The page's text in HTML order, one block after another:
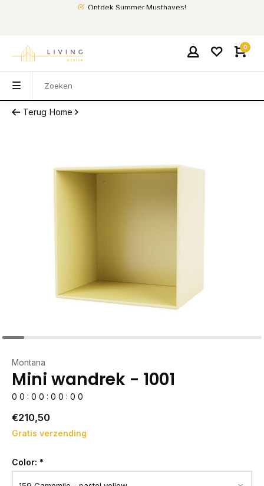
Ontdek Summer Musthaves!
0
Terug Home
Montana
Mini wandrek - 1001
0 0 : 0 0 : 0 0 : 0 0
€210,50
Gratis verzending
Color: *